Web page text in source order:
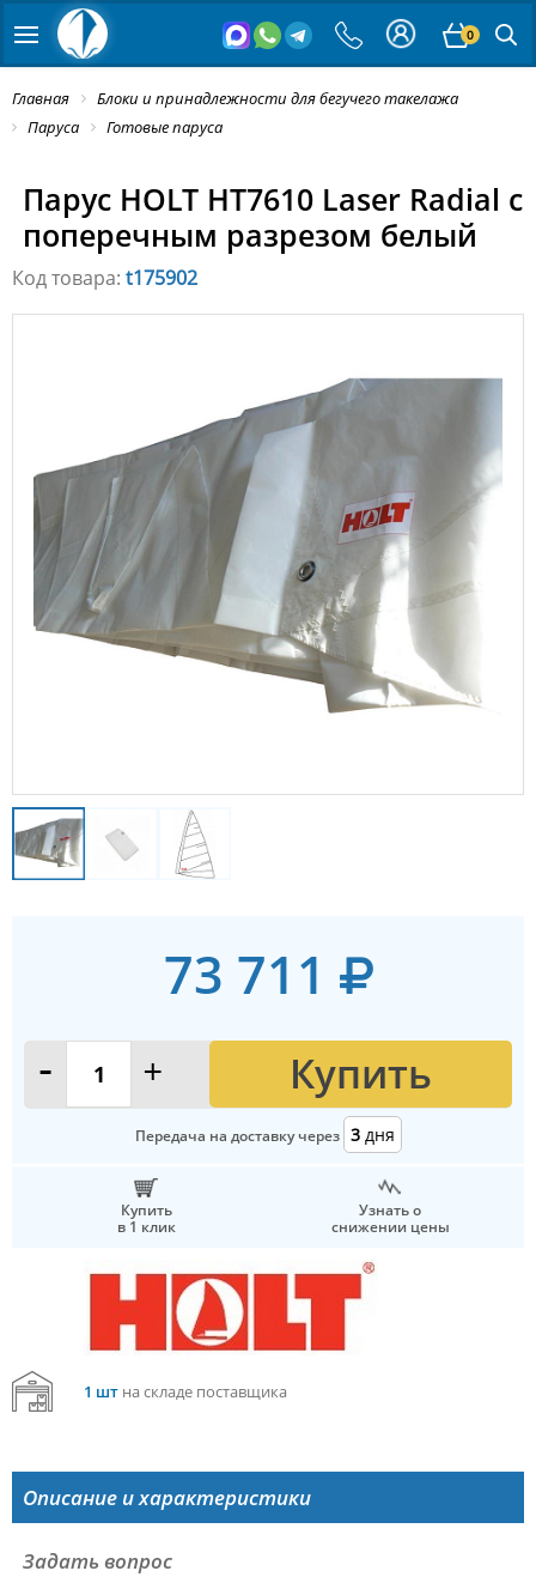
0
Главная
Блоки и принадлежности для бегучего такелажа
Паруса
Готовые паруса
Парус HOLT HT7610 Laser Radial с
поперечным разрезом белый
Код товара: t175902
73 711
- + Купить
Передача на доставку через 3 дня
Купить
в 1 клик
Узнать о
снижении цены
1 штна складе поставщика
Описание и характеристики
Задать вопрос